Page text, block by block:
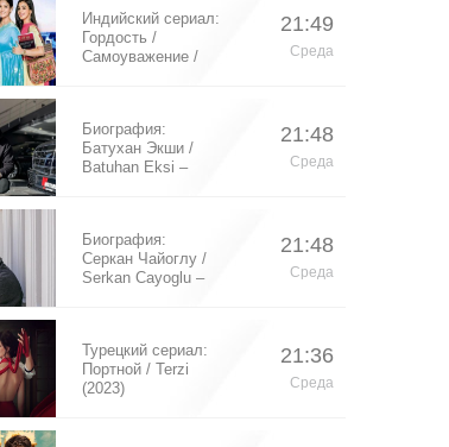
Индийский сериал:
Гордость /
Самоуважение /
21:49
Среда
Биография:
Батухан Экши /
Batuhan Eksi –
21:48
Среда
Биография:
Серкан Чайоглу /
Serkan Cayoglu –
21:48
Среда
Турецкий сериал:
Портной / Terzi
(2023)
21:36
Среда